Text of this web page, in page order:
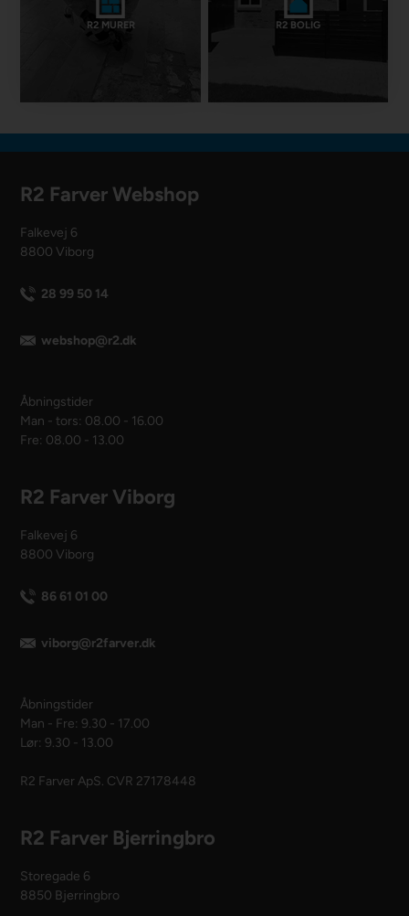
R2 MURER R2 BOLIG
R2 Farver Webshop
Falkevej 6
8800 Viborg
28 99 50 14
webshop@r2.dk
Åbningstider
Man - tors: 08.00 - 16.00
Fre: 08.00 - 13.00
R2 Farver Viborg
Falkevej 6
8800 Viborg
86 61 01 00
viborg@r2farver.dk
Åbningstider
Man - Fre: 9.30 - 17.00
Lør: 9.30 - 13.00
R2 Farver ApS. CVR 27178448
R2 Farver Bjerringbro
Storegade 6
8850 Bjerringbro